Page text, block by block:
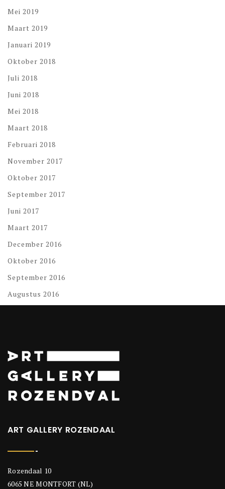
Mei 2019
Maart 2019
Januari 2019
Oktober 2018
Juli 2018
Juni 2018
Mei 2018
Maart 2018
Februari 2018
November 2017
Oktober 2017
September 2017
Juni 2017
Maart 2017
December 2016
Oktober 2016
September 2016
Augustus 2016
ART GALLERY ROZENDAAL
Rozendaal 10
6065 NE MONTFORT (NL)